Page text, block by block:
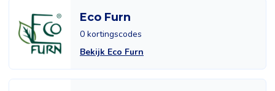
Eco Furn
0 kortingscodes
Bekijk Eco Furn